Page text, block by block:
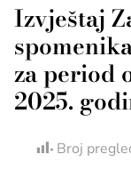
Izvještaj
za period
2025.
Broj